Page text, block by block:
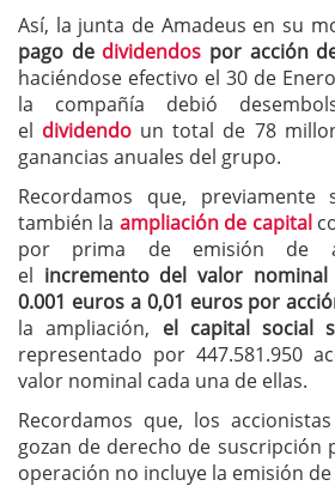
Así, la junta de Amadeus en su
pago de dividendos por acción
haciéndose efectivo el 30 de
la compañía debió
el dividendo un total de 78
ganancias anuales del grupo.
Recordamos que, previamente
también la ampliación de capital
por prima de emisión de
el incremento del valor
0.001 euros a 0,01 euros por
la ampliación, el capital social
representado por 447.581.950
valor nominal cada una de ellas.
Recordamos que, los
gozan de derecho de suscripción
operación no incluye la emisión